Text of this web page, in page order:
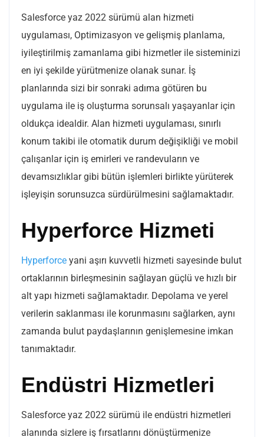
Salesforce yaz 2022 sürümü alan hizmeti
uygulaması, Optimizasyon ve gelişmiş planlama,
iyileştirilmiş zamanlama gibi hizmetler ile sisteminizi
en iyi şekilde yürütmenize olanak sunar. İş
planlarında sizi bir sonraki adıma götüren bu
uygulama ile iş oluşturma sorunsalı yaşayanlar için
oldukça idealdir. Alan hizmeti uygulaması, sınırlı
konum takibi ile otomatik durum değişikliği ve mobil
çalışanlar için iş emirleri ve randevuların ve
devamsızlıklar gibi bütün işlemleri birlikte yürüterek
işleyişin sorunsuzca sürdürülmesini sağlamaktadır.
Hyperforce Hizmeti
Hyperforce yani aşırı kuvvetli hizmeti sayesinde bulut
ortaklarının birleşmesinin sağlayan güçlü ve hızlı bir
alt yapı hizmeti sağlamaktadır. Depolama ve yerel
verilerin saklanması ile korunmasını sağlarken, aynı
zamanda bulut paydaşlarının genişlemesine imkan
tanımaktadır.
Endüstri Hizmetleri
Salesforce yaz 2022 sürümü ile endüstri hizmetleri
alanında sizlere iş fırsatlarını dönüştürmenize